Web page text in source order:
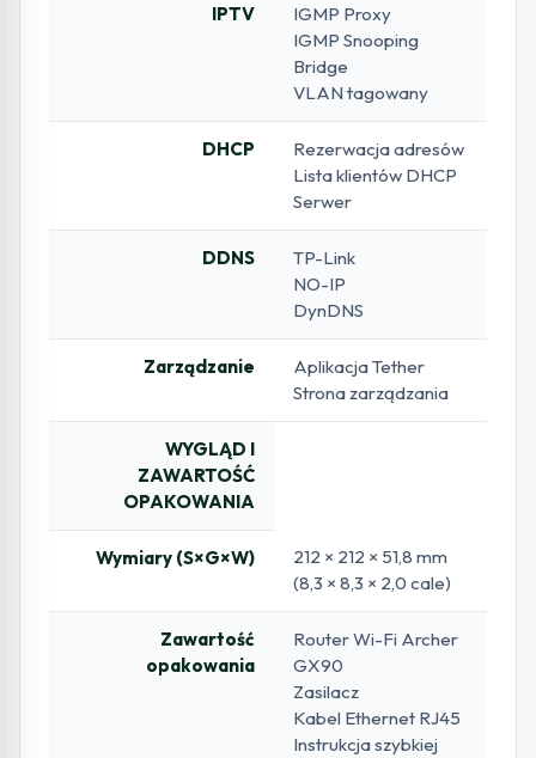
IPTV
IGMP Proxy
IGMP Snooping
Bridge
VLAN tagowany
DHCP
Rezerwacja adresów
Lista klientów DHCP
Serwer
DDNS
TP-Link
NO-IP
DynDNS
Zarządzanie
Aplikacja Tether
Strona zarządzania
WYGLĄD I
ZAWARTOŚĆ
OPAKOWANIA
Wymiary (S×G×W)
212 × 212 × 51,8 mm
(8,3 × 8,3 × 2,0 cale)
Zawartość
opakowania
Router Wi-Fi Archer
GX90
Zasilacz
Kabel Ethernet RJ45
Instrukcja szybkiej